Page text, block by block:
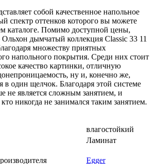
собой качественное напольное
спектр оттенков которого вы можете
каталоге. Помимо доступной цены,
дымчатый коллекция Classic 33 11
множеству приятных
напольного покрытия. Среди них стоит
качество картинки, отличную
ну и, конечно же,
в один щелчок. Благодаря этой системе
не является сложным занятием, и
никогда не занимался таким занятием.
влагостойкий
Ламинат
Egger